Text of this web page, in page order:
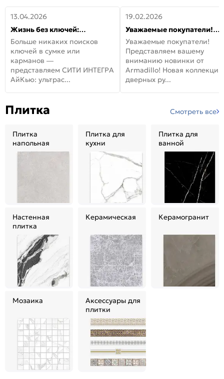
13.04.2026
Жизнь без ключей:
встречайте новую дверь
СИТИ ИНТЕГРА АйКью!
Больше никаких поисков
ключей в сумке или
карманов —
представляем СИТИ ИНТЕГРА
АйКью: ультрас...
19.02.2026
Уважаемые покупатели!
Представляем вашему
вниманию новинки от
Armadillo!
Уважаемые покупатели!
Представляем вашему
вниманию новинки от
Armadillo! Новая коллекция
дверных ру...
Плитка Смотреть все
Плитка
напольная
Плитка для
кухни
Плитка для
ванной
Настенная
плитка
Керамическая Керамогранит
Мозаика
Аксессуары для
плитки